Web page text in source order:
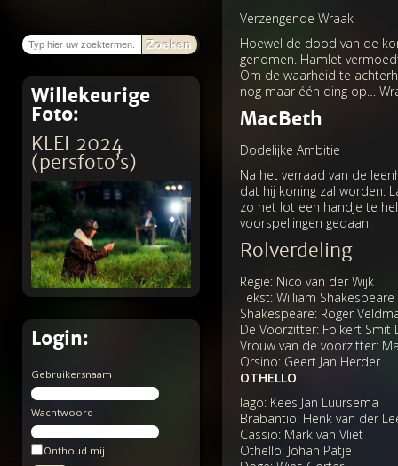
Zoeken
Willekeurige
Foto:
KLEI 2024
(persfoto’s)
Login:
Gebruikersnaam
Wachtwoord
Onthoud mij
Verzengende Wraak
Hoewel de dood van de
genomen. Hamlet
Om de waarheid te
nog maar één ding op…
MacBeth
Dodelijke Ambitie
Na het verraad van de
dat hij koning zal worden.
zo het lot een handje te
voorspellingen gedaan.
Rolverdeling
Regie: Nico van der Wijk
Tekst: William Shakespeare
Shakespeare: Roger
De Voorzitter: Folkert Smit
Vrouw van de voorzitter:
Orsino: Geert Jan Herder
OTHELLO
Iago: Kees Jan Luursema
Brabantio: Henk van der
Cassio: Mark van Vliet
Othello: Johan Patje